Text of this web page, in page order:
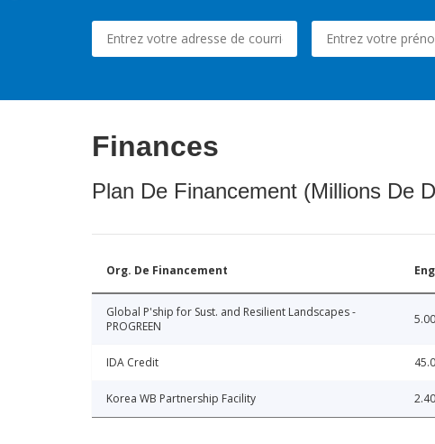
Finances
Plan De Financement (Millions De
Org. De Financement
Global P'ship for Sust. and Resilient Landscapes -
PROGREEN
5.00
IDA Credit
Korea WB Partnership Facility 2.40